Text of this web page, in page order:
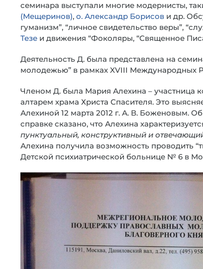
семинара выступали многие модернисты,
(Мещеринов), о. Александр Борисов и др.
гуманизм”, “личное свидетельство веры”,
Тезе и движения “Фоколяры, “Священное
Деятельность Д. была представлена на
молодежью” в рамках XVIII Международных
Членом Д. была Мария Алехина – участница
алтарем храма Христа Спасителя. Это
Алехиной 12 марта 2012 г. А. В. Боженовым.
справке сказано, что Алехина
пунктуальный, конструктивный и
Алехина получила возможность проводить
Детской психиатрической больнице № 6 в